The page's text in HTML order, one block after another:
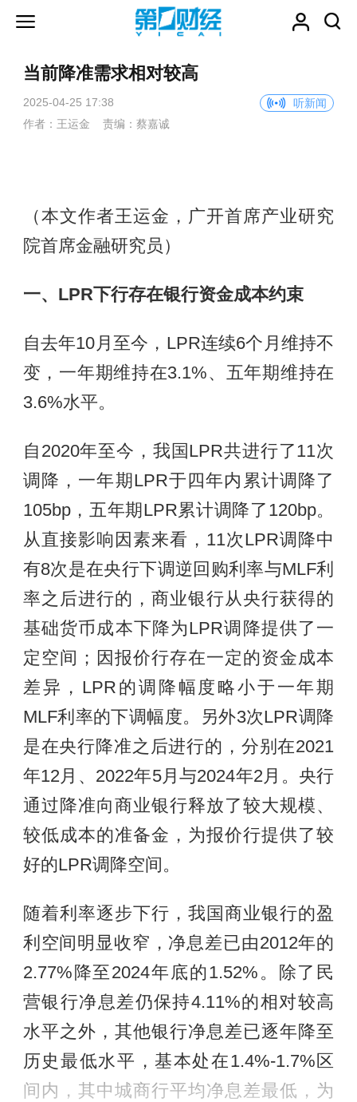
当前降准需求相对较高
2025-04-25 17:38
听新闻
作者：王运金 责编：蔡嘉诚
（本文作者王运金，广开首席产业研究
院首席金融研究员）
一、LPR下行存在银行资金成本约束
自去年10月至今，LPR连续6个月维持不
变，一年期维持在3.1%、五年期维持在
3.6%水平。
自2020年至今，我国LPR共进行了11次
调降，一年期LPR于四年内累计调降了
105bp，五年期LPR累计调降了120bp。
从直接影响因素来看，11次LPR调降中
有8次是在央行下调逆回购利率与MLF利
率之后进行的，商业银行从央行获得的
基础货币成本下降为LPR调降提供了一
定空间；因报价行存在一定的资金成本
差异，LPR的调降幅度略小于一年期
MLF利率的下调幅度。另外3次LPR调降
是在央行降准之后进行的，分别在2021
年12月、2022年5月与2024年2月。央行
通过降准向商业银行释放了较大规模、
较低成本的准备金，为报价行提供了较
好的LPR调降空间。
随着利率逐步下行，我国商业银行的盈
利空间明显收窄，净息差已由2012年的
2.77%降至2024年底的1.52%。除了民
营银行净息差仍保持4.11%的相对较高
水平之外，其他银行净息差已逐年降至
历史最低水平，基本处在1.4%-1.7%区
间内，其中城商行平均净息差最低，为